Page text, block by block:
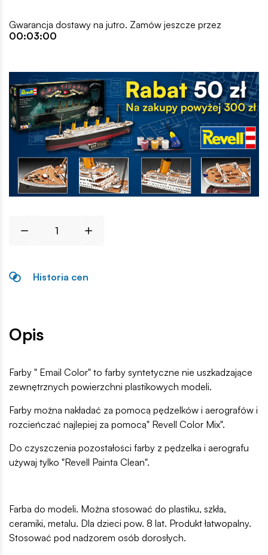
Gwarancja dostawy na jutro. Zamów jeszcze przez
00:03:00
Historia cen
Opis
Farby " Email Color" to farby syntetyczne nie uszkadzające
zewnętrznych powierzchni plastikowych modeli.
Farby można nakładać za pomocą pędzelków i aerografów i
rozcieńczać najlepiej za pomocą" Revell Color Mix".
Do czyszczenia pozostałości farby z pędzelka i aerografu
używaj tylko "Revell Painta Clean".
Farba do modeli. Można stosować do plastiku, szkła,
ceramiki, metalu. Dla dzieci pow. 8 lat. Produkt łatwopalny.
Stosować pod nadzorem osób dorosłych.